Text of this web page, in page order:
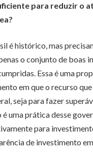
para reduzir o
é histórico, mas
o conjunto de boas
Essa é uma
em que o recurso
seja para fazer
uma prática desse
para
de investimento